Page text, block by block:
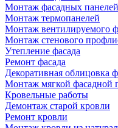
Монтаж фасадных панелей
Монтаж термопанелей
Монтаж вентилируемого
Монтаж стенового
Утепление фасада
Ремонт фасада
Декоративная облицовка
Монтаж мягкой фасадной
Кровельные работы
Демонтаж старой кровли
Ремонт кровли